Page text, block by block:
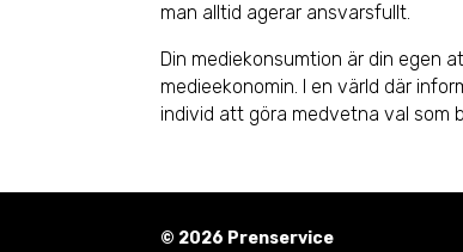
man alltid agerar ansvarsfullt.
Din mediekonsumtion är din egen
medieekonomin. I en värld där
individ att göra medvetna val som
© 2026 Prenservice